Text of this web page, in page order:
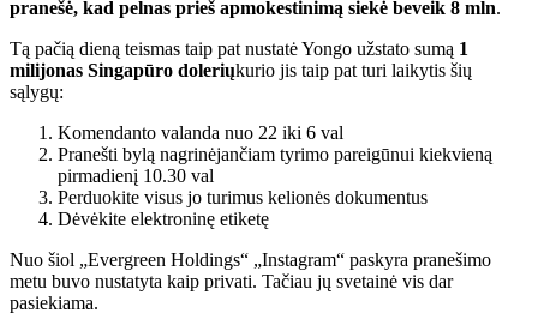
pranešė, kad pelnas prieš apmokestinimą siekė beveik 8 mln.
Tą pačią dieną teismas taip pat nustatė Yongo užstato sumą 1
milijonas Singapūro doleriųkurio jis taip pat turi laikytis šių
sąlygų:
Komendanto valanda nuo 22 iki 6 val
Pranešti bylą nagrinėjančiam tyrimo pareigūnui kiekvieną
pirmadienį 10.30 val
Perduokite visus jo turimus kelionės dokumentus
Dėvėkite elektroninę etiketę
Nuo šiol „Evergreen Holdings“ „Instagram“ paskyra pranešimo
metu buvo nustatyta kaip privati. Tačiau jų svetainė vis dar
pasiekiama.